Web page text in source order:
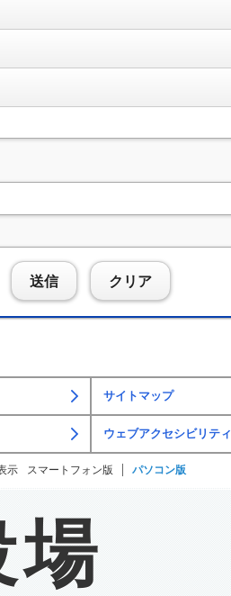
送信 クリア
サイトマップ
ウェブアクセシビリティ
示 スマートフォン版 パソコン版
場